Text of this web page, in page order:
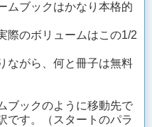
ムブックはかなり本格的
際のボリュームはこの1/2
ながら、何と冊子は無料
ブックのように移動先で
です。（スタートのパラ